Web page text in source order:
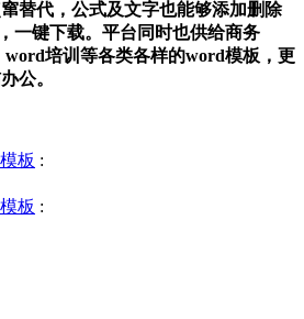
替代，公式及文字也能够添加删除
一键下载。平台同时也供给商务
培训等各类各样的word模板，更
公。
板 :
板 :